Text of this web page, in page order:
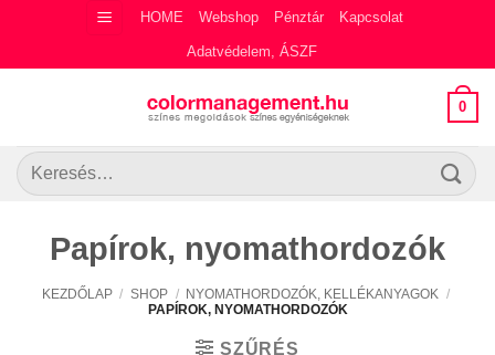
content
HOME Webshop Pénztár Kapcsolat
Adatvédelem, ÁSZF
0
Keresés
a
Papírok, nyomathordozók
KEZDŐLAP / SHOP / NYOMATHORDOZÓK, KELLÉKANYAGOK /
PAPÍROK, NYOMATHORDOZÓK
SZŰRÉS